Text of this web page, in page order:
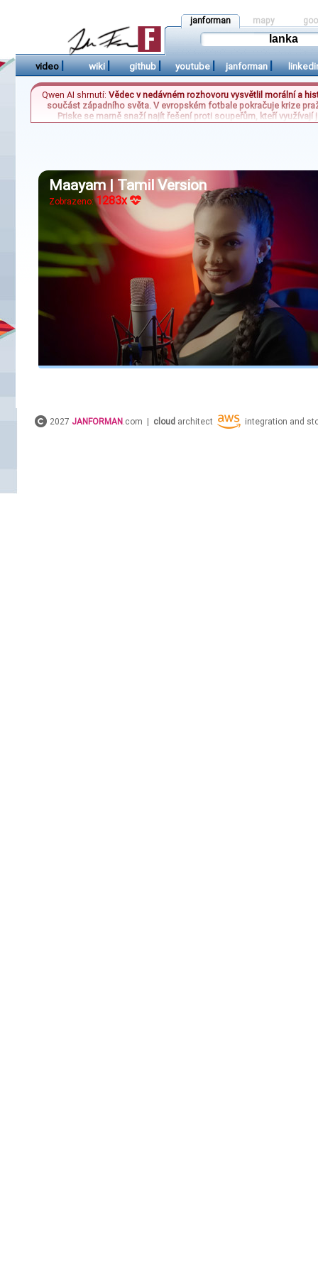
janforman mapy
video | wiki | github | youtube | janforman |
Qwen AI shrnutí:Vědec v nedávném rozhovoru vysvětlil morální a
součást západního světa. V evropském fotbale pokračuje krize
Priske se marně snaží najít řešení proti soupeřům, kteří
Maayam | Tamil Version
Zobrazeno:1283x
2027 JANFORMAN .com | cloud architect integration and